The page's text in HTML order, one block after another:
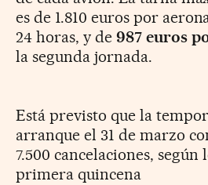
es de 1.810 euros por
24 horas, y de 987 euros
la segunda jornada.
Está previsto que la
arranque el 31 de marzo
7.500 cancelaciones, según
primera quincena